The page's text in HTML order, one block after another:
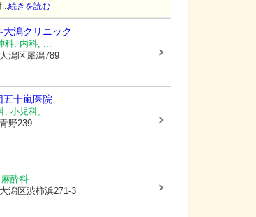
...続きを読む
大潟クリニック
科, 内科, ...
大潟区犀潟789
五十嵐医院
, 小児科, ...
青野239
酔科
大潟区渋柿浜271-3